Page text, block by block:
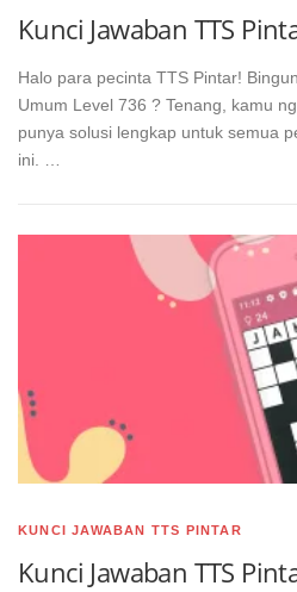
Kunci Jawaban TTS
Halo para pecinta TTS Pintar!
Umum Level 736 ? Tenang, kamu
punya solusi lengkap untuk semua
ini. …
KUNCI JAWABAN TTS PINTAR
Kunci Jawaban TTS